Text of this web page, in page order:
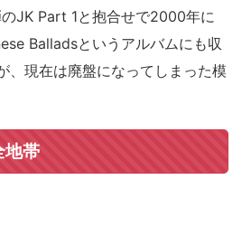
JK Part 1と抱合せで2000年に
Balladsというアルバムにも収
、現在は廃盤になってしまった模
地帯